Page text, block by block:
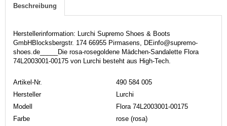
Beschreibung
Herstellerinformation: Lurchi Supremo Shoes & Boots
GmbHBlocksbergstr. 174 66955 Pirmasens, DEinfo@supremo-
shoes.de_____Die rosa-rosegoldene Mädchen-Sandalette Flora
74L2003001-00175 von Lurchi besteht aus High-Tech.
Artikel-Nr.
490 584 005
Hersteller
Lurchi
Modell
Flora 74L2003001-00175
Farbe
rose (rosa)